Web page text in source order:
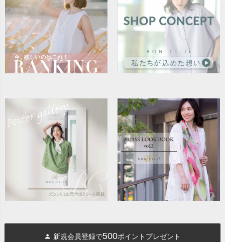
新規会員登録で500ポイントプレゼント